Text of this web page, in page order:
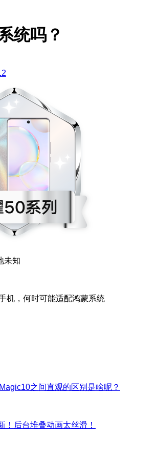
统吗？
未知
机，何时可能适配鸿蒙系统
之间直观的区别是啥呢？
！后台堆叠动画太丝滑！